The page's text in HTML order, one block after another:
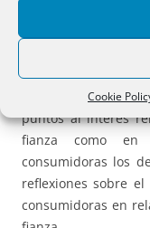
Cookie
274.**
POSIBLEMENTE
interés de demora
puntos al interés
fianza como en
consumidoras los
reflexiones sobre
consumidoras en